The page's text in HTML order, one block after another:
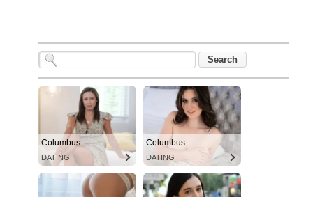
Columbus
DATING
Columbus
DATING